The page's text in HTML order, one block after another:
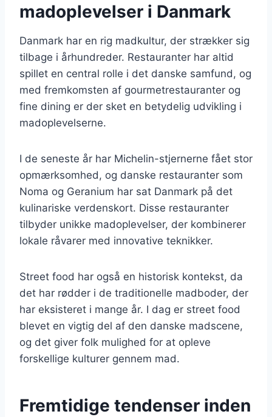
madoplevelser i Danmark
Danmark har en rig madkultur, der strækker sig
tilbage i århundreder. Restauranter har altid
spillet en central rolle i det danske samfund, og
med fremkomsten af gourmetrestauranter og
fine dining er der sket en betydelig udvikling i
madoplevelserne.
I de seneste år har Michelin-stjernerne fået stor
opmærksomhed, og danske restauranter som
Noma og Geranium har sat Danmark på det
kulinariske verdenskort. Disse restauranter
tilbyder unikke madoplevelser, der kombinerer
lokale råvarer med innovative teknikker.
Street food har også en historisk kontekst, da
det har rødder i de traditionelle madboder, der
har eksisteret i mange år. I dag er street food
blevet en vigtig del af den danske madscene,
og det giver folk mulighed for at opleve
forskellige kulturer gennem mad.
Fremtidige tendenser inden